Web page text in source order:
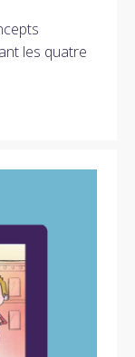
les quatre